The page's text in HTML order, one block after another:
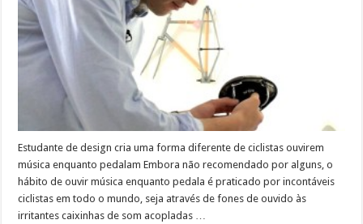
Estudante de design cria uma forma diferente de ciclistas ouvirem
música enquanto pedalam Embora não recomendado por alguns, o
hábito de ouvir música enquanto pedala é praticado por incontáveis
ciclistas em todo o mundo, seja através de fones de ouvido às
irritantes caixinhas de som acopladas …